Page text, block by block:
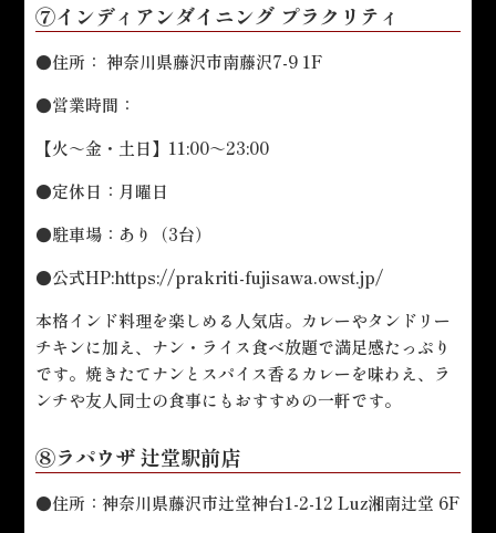
⑦インディアンダイニング プラクリティ
●住所： 神奈川県藤沢市南藤沢7-9 1F
●営業時間：
【火～金・土日】11:00～23:00
●定休日：月曜日
●駐車場：あり（3台）
●公式HP:https://prakriti-fujisawa.owst.jp/
本格インド料理を楽しめる人気店。カレーやタンドリー
チキンに加え、ナン・ライス食べ放題で満足感たっぷり
です。焼きたてナンとスパイス香るカレーを味わえ、ラ
ンチや友人同士の食事にもおすすめの一軒です。
⑧ラパウザ 辻堂駅前店
●住所：神奈川県藤沢市辻堂神台1-2-12 Luz湘南辻堂 6F